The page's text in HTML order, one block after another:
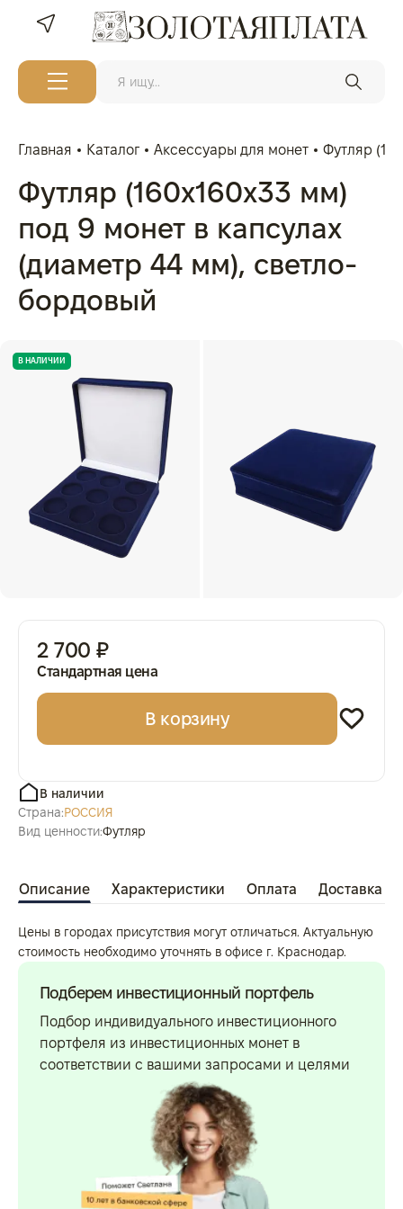
Главная Каталог Аксессуары для монет Футляр
Футляр (160x160x33 мм)
под 9 монет в капсулах
(диаметр 44 мм), светло-
бордовый
В НАЛИЧИИ
2 700 ₽
Стандартная цена
В корзину
В наличии
Страна:РОССИЯ
Вид ценности:Футляр
Описание Характеристики Оплата Доставка
Цены в городах присутствия могут отличаться. Актуальную
стоимость необходимо уточнять в офисе г. Краснодар.
Подберем инвестиционный портфель
Подбор индивидуального инвестиционного
портфеля из инвестиционных монет в
соответствии с вашими запросами и целями